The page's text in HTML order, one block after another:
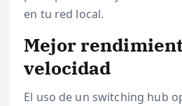
en tu red local.
Mejor
velocidad
El uso de un switching hub